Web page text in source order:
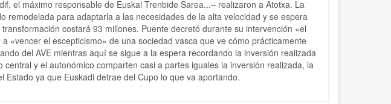
el máximo responsable de Euskal Trenbide Sarea...– realizaron a Atotxa. La
remodelada para adaptarla a las necesidades de la alta velocidad y se espera
costará 93 millones. Puente decretó durante su intervención «el
«vencer el escepticismo» de una sociedad vasca que ve cómo prácticamente
del AVE mientras aquí se sigue a la espera recordando la inversión realizada
y el autonómico comparten casi a partes iguales la inversión realizada, la
ya que Euskadi detrae del Cupo lo que va aportando.